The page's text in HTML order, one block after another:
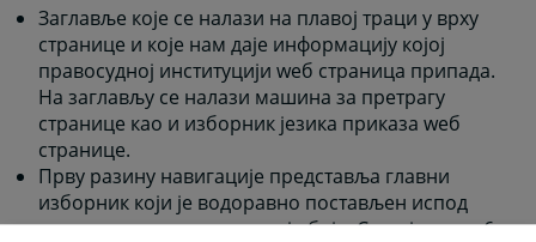
Заглавље које се налази на плавој траци у врху
странице и које нам даје информацију којој
правосудној институцији wеб страница припада.
На заглављу се налази машина за претрагу
странице као и изборник језика приказа wеб
странице.
Прву разину навигације представља главни
изборник који је водоравно постављен испод
заглавља странице и сиве је боје. Састоји се од 6